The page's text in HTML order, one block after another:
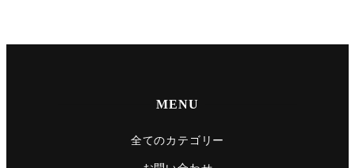
MENU
全てのカテゴリー